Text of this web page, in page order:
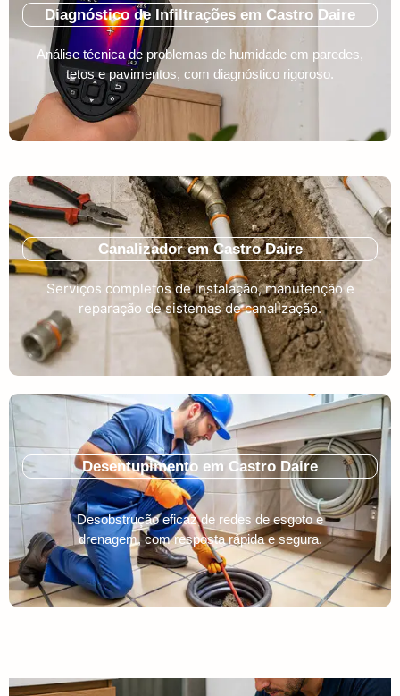
Diagnóstico de Infiltrações em Castro Daire
Análise técnica de problemas de humidade em paredes,
tetos e pavimentos, com diagnóstico rigoroso.
Canalizador em Castro Daire
Serviços completos de instalação, manutenção e
reparação de sistemas de canalização.
Desentupimento em Castro Daire
Desobstrução eficaz de redes de esgoto e
drenagem, com resposta rápida e segura.